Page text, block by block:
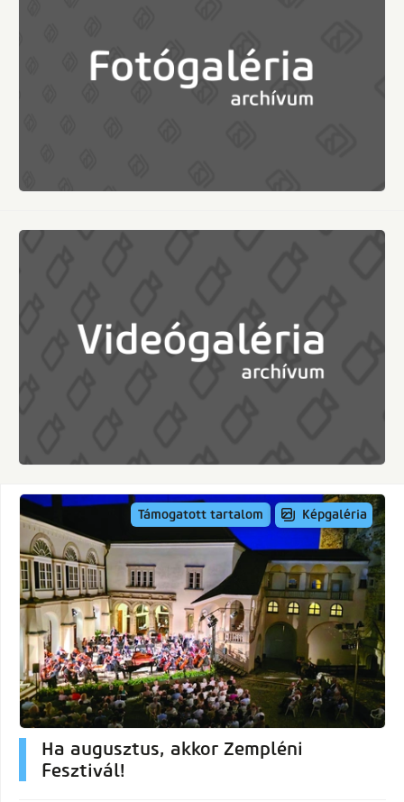
Támogatott tartalom Képgaléria
Ha augusztus, akkor Zempléni
Fesztivál!